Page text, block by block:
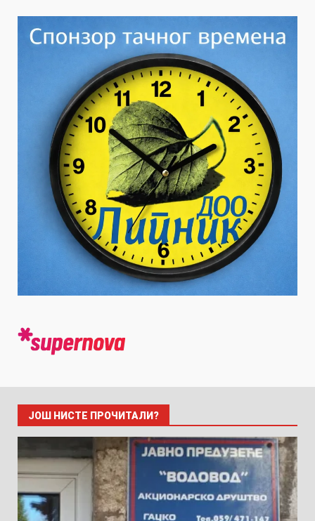
ЈОШ НИСТЕ ПРОЧИТАЛИ?